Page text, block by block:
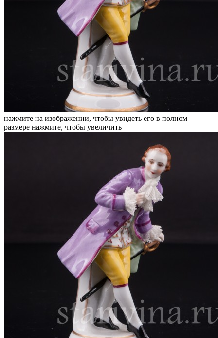
нажмите на изображении, чтобы увидеть его в полном
размере нажмите, чтобы увеличить